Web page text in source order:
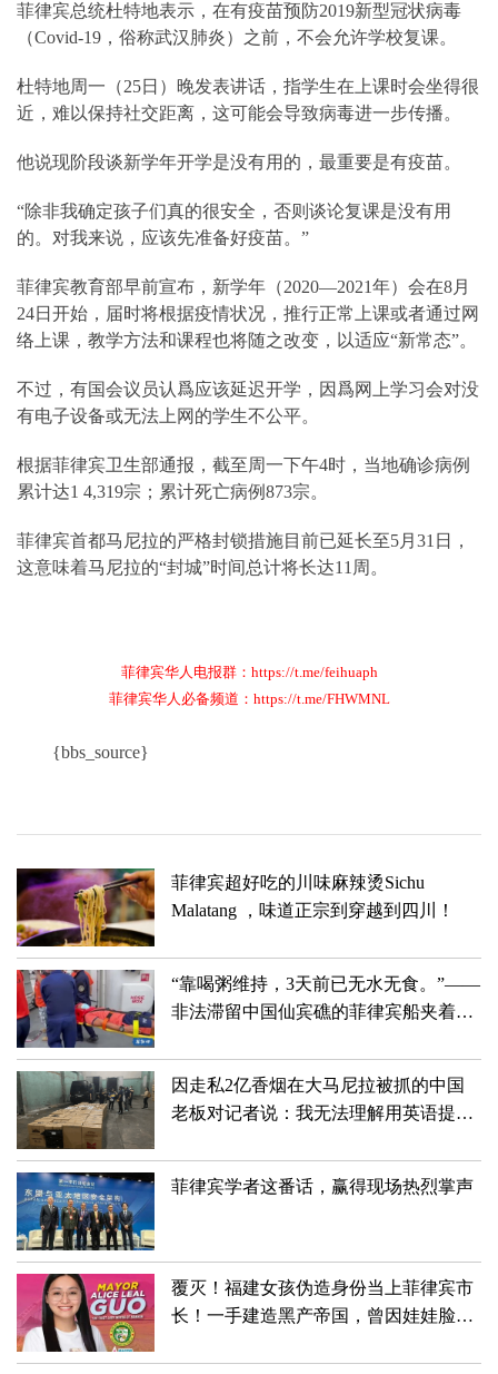
菲律宾总统杜特地表示，在有疫苗预防2019新型冠状病毒
（Covid-19，俗称武汉肺炎）之前，不会允许学校复课。
杜特地周一（25日）晚发表讲话，指学生在上课时会坐得很
近，难以保持社交距离，这可能会导致病毒进一步传播。
他说现阶段谈新学年开学是没有用的，最重要是有疫苗。
“除非我确定孩子们真的很安全，否则谈论复课是没有用
的。对我来说，应该先准备好疫苗。”
菲律宾教育部早前宣布，新学年（2020—2021年）会在8月
24日开始，届时将根据疫情状况，推行正常上课或者通过网
络上课，教学方法和课程也将随之改变，以适应“新常态”。
不过，有国会议员认爲应该延迟开学，因爲网上学习会对没
有电子设备或无法上网的学生不公平。
根据菲律宾卫生部通报，截至周一下午4时，当地确诊病例
累计达1 4,319宗；累计死亡病例873宗。
菲律宾首都马尼拉的严格封锁措施目前已延长至5月31日，
这意味着马尼拉的“封城”时间总计将长达11周。
菲律宾华人电报群：https://t.me/feihuaph
菲律宾华人必备频道：https://t.me/FHWMNL
{bbs_source}
菲律宾超好吃的川味麻辣烫Sichu
Malatang ，味道正宗到穿越到四川！
“靠喝粥维持，3天前已无水无食。”——
非法滞留中国仙宾礁的菲律宾船夹着尾
因走私2亿香烟在大马尼拉被抓的中国
老板对记者说：我无法理解用英语提出
菲律宾学者这番话，赢得现场热烈掌声
覆灭！福建女孩伪造身份当上菲律宾市
长！一手建造黑产帝国，曾因娃娃脸深